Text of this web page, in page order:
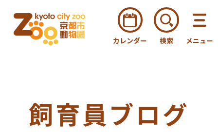
カレンダー 検索 メニュー
飼育員ブログ